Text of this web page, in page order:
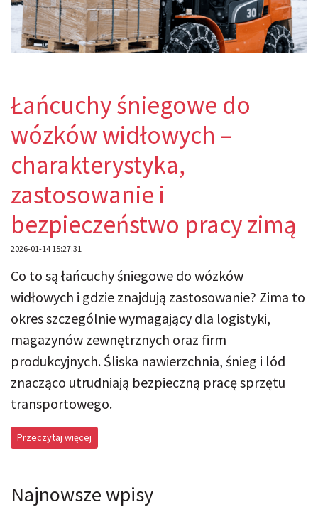
Łańcuchy śniegowe do
wózków widłowych –
charakterystyka,
zastosowanie i
bezpieczeństwo pracy zimą
2026-01-14 15:27:31
Co to są łańcuchy śniegowe do wózków
widłowych i gdzie znajdują zastosowanie? Zima to
okres szczególnie wymagający dla logistyki,
magazynów zewnętrznych oraz firm
produkcyjnych. Śliska nawierzchnia, śnieg i lód
znacząco utrudniają bezpieczną pracę sprzętu
transportowego.
Przeczytaj więcej
Najnowsze wpisy